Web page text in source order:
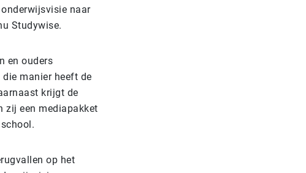
naar
Studywise.
en ouders
manier heeft de
krijgt de
zij een mediapakket
op het